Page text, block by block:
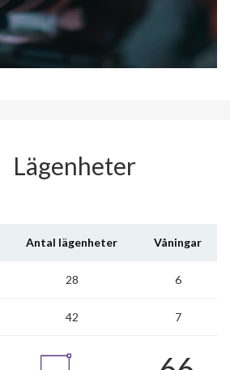
Lägenheter
Antal lägenheter Våningar
28 6
42 7